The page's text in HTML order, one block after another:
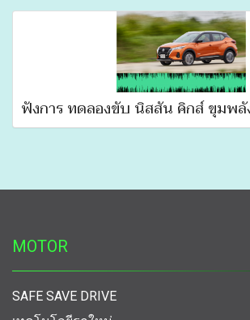
ฟังการ ทดลองขับ นิสสัน คิกส์ ขุมพลั
MOTOR
SAFE SAVE DRIVE